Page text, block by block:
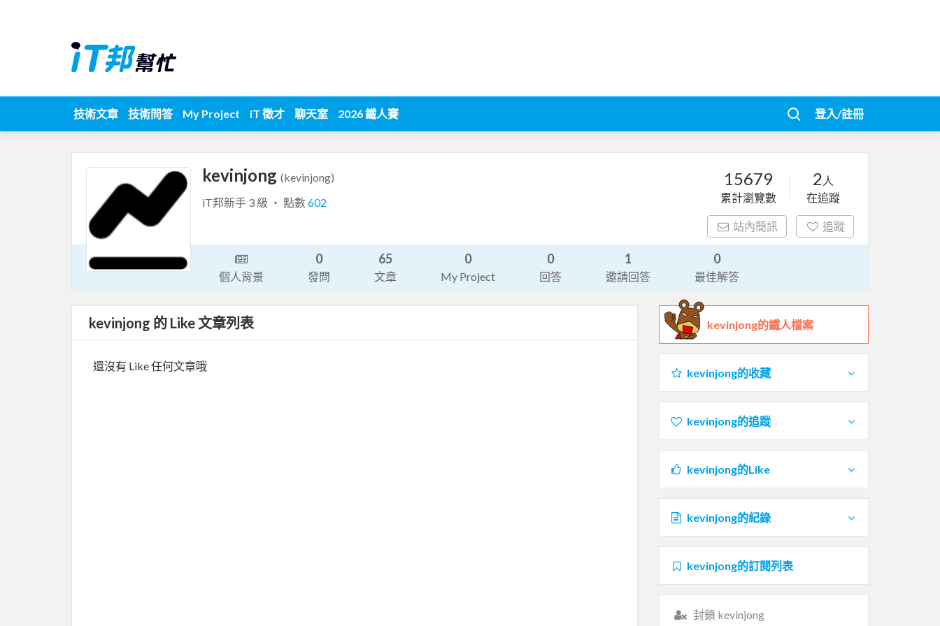
技術文章 技術問答 My Project iT 徵才 聊天室 2026 鐵人賽 登入/註冊
kevinjong (kevinjong)
iT邦新手 3 級 ‧ 點數602
15679
累計瀏覽數
2 人
在追蹤
站內簡訊 追蹤
個人背景
0
發問
65
文章
0
My Project
0
回答
1
邀請回答
0
最佳解答
kevinjong 的 Like 文章列表
還沒有 Like 任何文章哦
kevinjong的鐵人檔案
kevinjong的收藏
kevinjong的追蹤
kevinjong的Like
kevinjong的紀錄
kevinjong的訂閱列表
封鎖 kevinjong